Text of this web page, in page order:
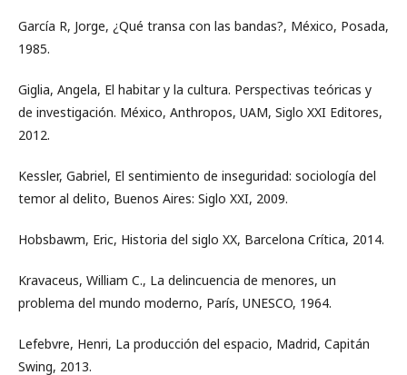
García R, Jorge, ¿Qué transa con las bandas?, México, Posada,
1985.
Giglia, Angela, El habitar y la cultura. Perspectivas teóricas y
de investigación. México, Anthropos, UAM, Siglo XXI Editores,
2012.
Kessler, Gabriel, El sentimiento de inseguridad: sociología del
temor al delito, Buenos Aires: Siglo XXI, 2009.
Hobsbawm, Eric, Historia del siglo XX, Barcelona Crítica, 2014.
Kravaceus, William C., La delincuencia de menores, un
problema del mundo moderno, París, UNESCO, 1964.
Lefebvre, Henri, La producción del espacio, Madrid, Capitán
Swing, 2013.